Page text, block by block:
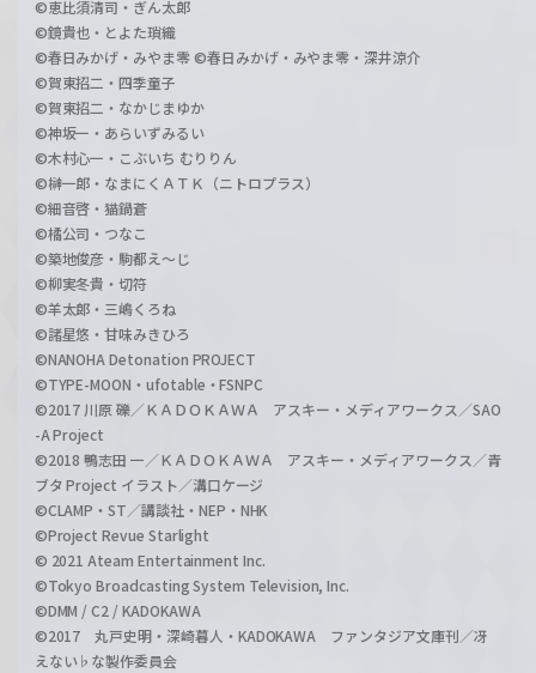
©恵比須清司・ぎん太郎
©鏡貴也・とよた瑣織
©春日みかげ・みやま零 ©春日みかげ・みやま零・深井涼介
©賀東招二・四季童子
©賀東招二・なかじまゆか
©神坂一・あらいずみるい
©木村心一・こぶいち むりりん
©榊一郎・なまにくＡＴＫ（ニトロプラス）
©細音啓・猫鍋蒼
©橘公司・つなこ
©築地俊彦・駒都え～じ
©柳実冬貴・切符
©羊太郎・三嶋くろね
©諸星悠・甘味みきひろ
©NANOHA Detonation PROJECT
©TYPE-MOON・ufotable・FSNPC
©2017 川原 礫／ＫＡＤＯＫＡＷＡ アスキー・メディアワークス／SAO
-A Project
©2018 鴨志田 一／ＫＡＤＯＫＡＷＡ アスキー・メディアワークス／青
ブタ Project イラスト／溝口ケージ
©CLAMP・ST／講談社・NEP・NHK
©Project Revue Starlight
© 2021 Ateam Entertainment Inc.
©Tokyo Broadcasting System Television, Inc.
©DMM / C2 / KADOKAWA
©2017 丸戸史明・深崎暮人・KADOKAWA ファンタジア文庫刊／冴
えない♭な製作委員会